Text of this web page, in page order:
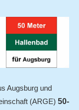
Augsburg und
(ARGE) 50-